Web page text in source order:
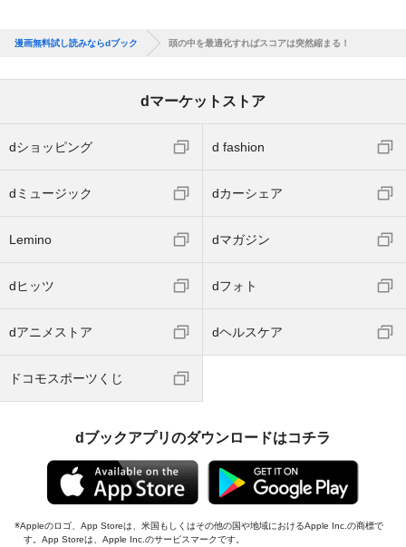
漫画無料試し読みならdブック 頭の中を最適化すればスコアは突然縮まる！
dマーケットストア
dショッピング d fashion
dミュージック dカーシェア
Lemino dマガジン
dヒッツ dフォト
dアニメストア dヘルスケア
ドコモスポーツくじ
dブックアプリのダウンロードはコチラ
Appleのロゴ、App Storeは、米国もしくはその他の国や地域におけるApple Inc.の商標で
す。App Storeは、Apple Inc.のサービスマークです。